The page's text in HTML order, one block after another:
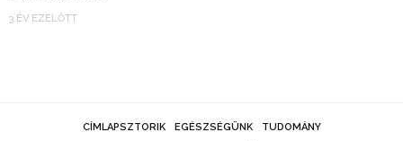
3 ÉV EZELŐTT
CÍMLAPSZTORIK EGÉSZSÉGÜNK TUDOMÁNY